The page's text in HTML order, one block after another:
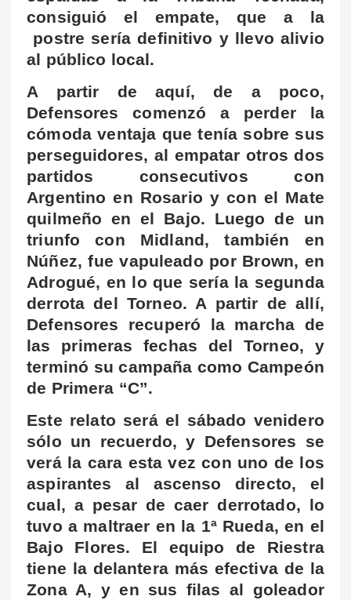
consiguió el empate, que a la
postre sería definitivo y llevo alivio
al público local.
A partir de aquí, de a poco,
Defensores comenzó a perder la
cómoda ventaja que tenía sobre sus
perseguidores, al empatar otros dos
partidos consecutivos con
Argentino en Rosario y con el Mate
quilmeño en el Bajo. Luego de un
triunfo con Midland, también en
Núñez, fue vapuleado por Brown, en
Adrogué, en lo que sería la segunda
derrota del Torneo. A partir de allí,
Defensores recuperó la marcha de
las primeras fechas del Torneo, y
terminó su campaña como Campeón
de Primera “C”.
Este relato será el sábado venidero
sólo un recuerdo, y Defensores se
verá la cara esta vez con uno de los
aspirantes al ascenso directo, el
cual, a pesar de caer derrotado, lo
tuvo a maltraer en la 1ª Rueda, en el
Bajo Flores. El equipo de Riestra
tiene la delantera más efectiva de la
Zona A, y en sus filas al goleador